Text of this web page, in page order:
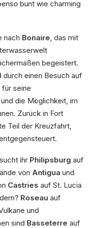
bunt wie charming
nach Bonaire, das mit
begeistert.
durch einen Besuch auf
seine
die Möglichkeit, im
Zurück in Fort
Teil der Kreuzfahrt,
ihr Philipsburg auf
von Antigua und
Castries auf St. Lucia
Roseau auf
und
sind Basseterre auf